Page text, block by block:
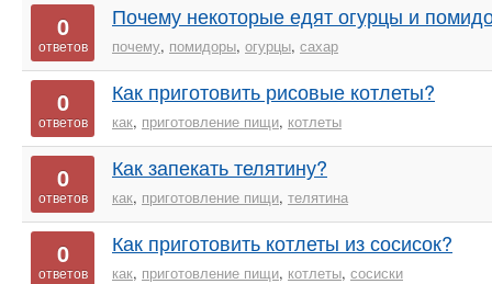
0
ответов
Почему некоторые едят огурцы и
почему, помидоры, огурцы, сахар
0
ответов
Как приготовить рисовые котлеты?
как, приготовление пищи, котлеты
0
ответов
Как запекать телятину?
как, приготовление пищи, телятина
0
ответов
Как приготовить котлеты из сосисок?
как, приготовление пищи, котлеты, сосиски